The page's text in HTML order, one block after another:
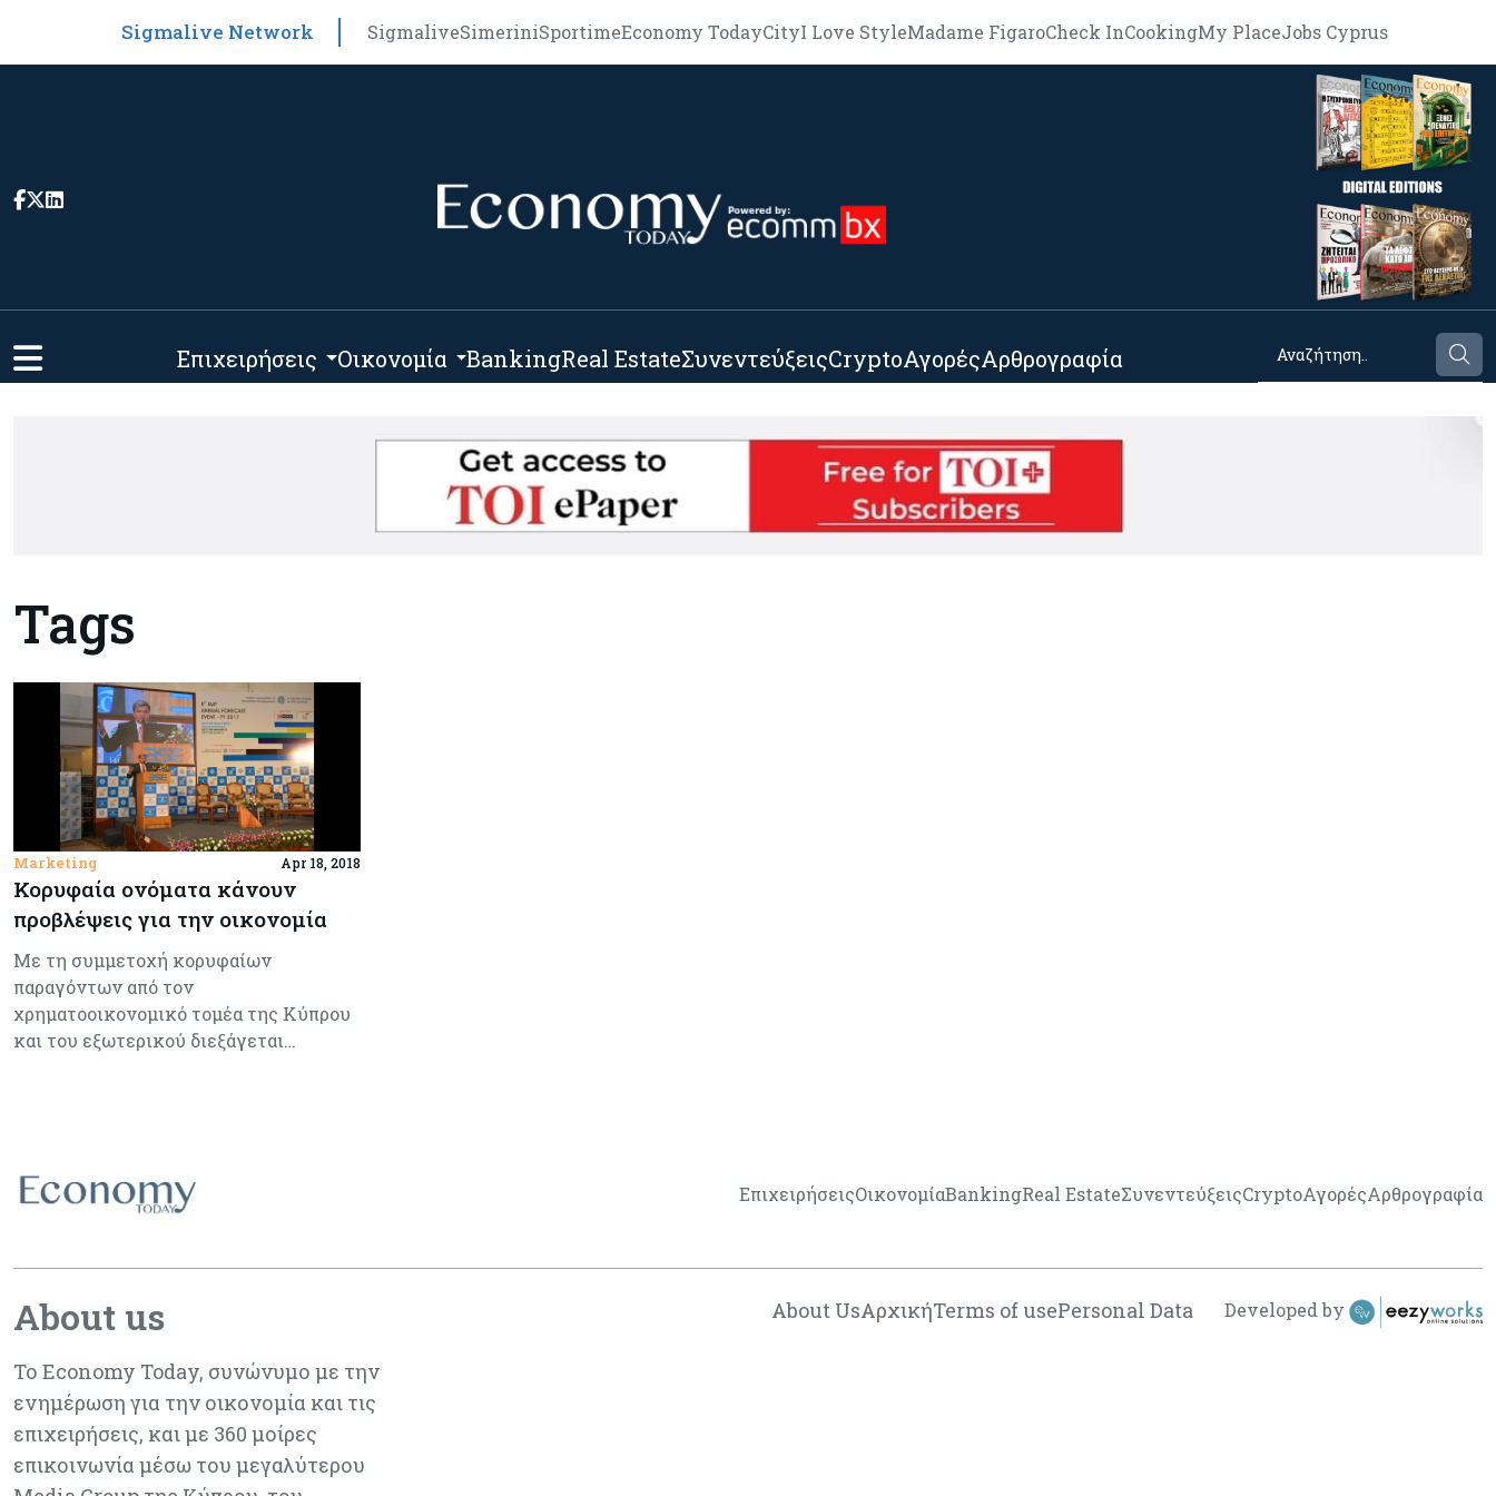
Sigmalive Network SigmaliveSimeriniSportimeEconomy TodayCityI Love StyleMadame FigaroCheck InCookingMy PlaceJobs Cyprus
Επιχειρήσεις Οικονομία BankingReal EstateΣυνεντεύξειςCryptoΑγορέςΑρθρογραφία
Tags
Marketing Apr 18, 2018
Κορυφαία ονόματα κάνουν
προβλέψεις για την οικονομία
Με τη συμμετοχή κορυφαίων
παραγόντων από τον
χρηματοοικονομικό τομέα της Κύπρου
και του εξωτερικού διεξάγεται…
ΕπιχειρήσειςΟικονομίαBankingReal EstateΣυνεντεύξειςCryptoΑγορέςΑρθρογραφία
About us
Το Economy Today, συνώνυμο με την
ενημέρωση για την οικονομία και τις
επιχειρήσεις, και με 360 μοίρες
επικοινωνία μέσω του μεγαλύτερου
About UsΑρχικήTerms of usePersonal Data Developed by